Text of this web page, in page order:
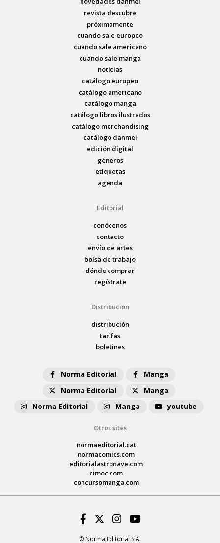
revista descubre
próximamente
cuando sale europeo
cuando sale americano
cuando sale manga
noticias
catálogo europeo
catálogo americano
catálogo manga
catálogo libros ilustrados
catálogo merchandising
catálogo danmei
edición digital
géneros
etiquetas
agenda
Editorial
conócenos
contacto
envío de artes
bolsa de trabajo
dónde comprar
regístrate
Distribución
distribución
tarifas
boletines
Norma Editorial
Manga
Norma Editorial
Manga
Norma Editorial
Manga youtube
Otros sites
normaeditorial.cat
normacomics.com
editorialastronave.com
cimoc.com
concursomanga.com
© Norma Editorial S.A.
Facebook
Twitter
Instagram
Youtube